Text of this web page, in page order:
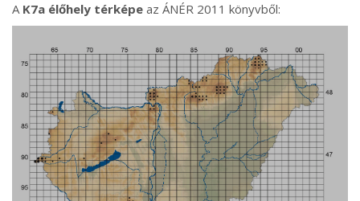
A K7a élőhely térképe az ÁNÉR 2011 könyvből: